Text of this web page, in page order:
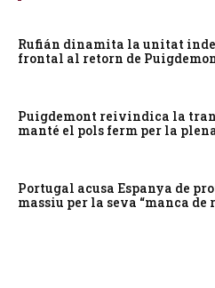
Rufián dinamita la unitat
frontal al retorn de
Puigdemont reivindica la
manté el pols ferm per la
Portugal acusa Espanya de
massiu per la seva “manca